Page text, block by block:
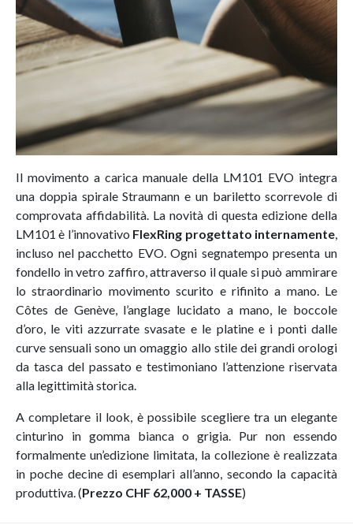
Il movimento a carica manuale della LM101 EVO integra
una doppia spirale Straumann e un bariletto scorrevole di
comprovata affidabilità. La novità di questa edizione della
LM101 è l’innovativo FlexRing progettato internamente,
incluso nel pacchetto EVO. Ogni segnatempo presenta un
fondello in vetro zaffiro, attraverso il quale si può ammirare
lo straordinario movimento scurito e rifinito a mano. Le
Côtes de Genève, l’anglage lucidato a mano, le boccole
d’oro, le viti azzurrate svasate e le platine e i ponti dalle
curve sensuali sono un omaggio allo stile dei grandi orologi
da tasca del passato e testimoniano l’attenzione riservata
alla legittimità storica.
A completare il look, è possibile scegliere tra un elegante
cinturino in gomma bianca o grigia. Pur non essendo
formalmente un’edizione limitata, la collezione è realizzata
in poche decine di esemplari all’anno, secondo la capacità
produttiva. (Prezzo CHF 62,000 + TASSE)